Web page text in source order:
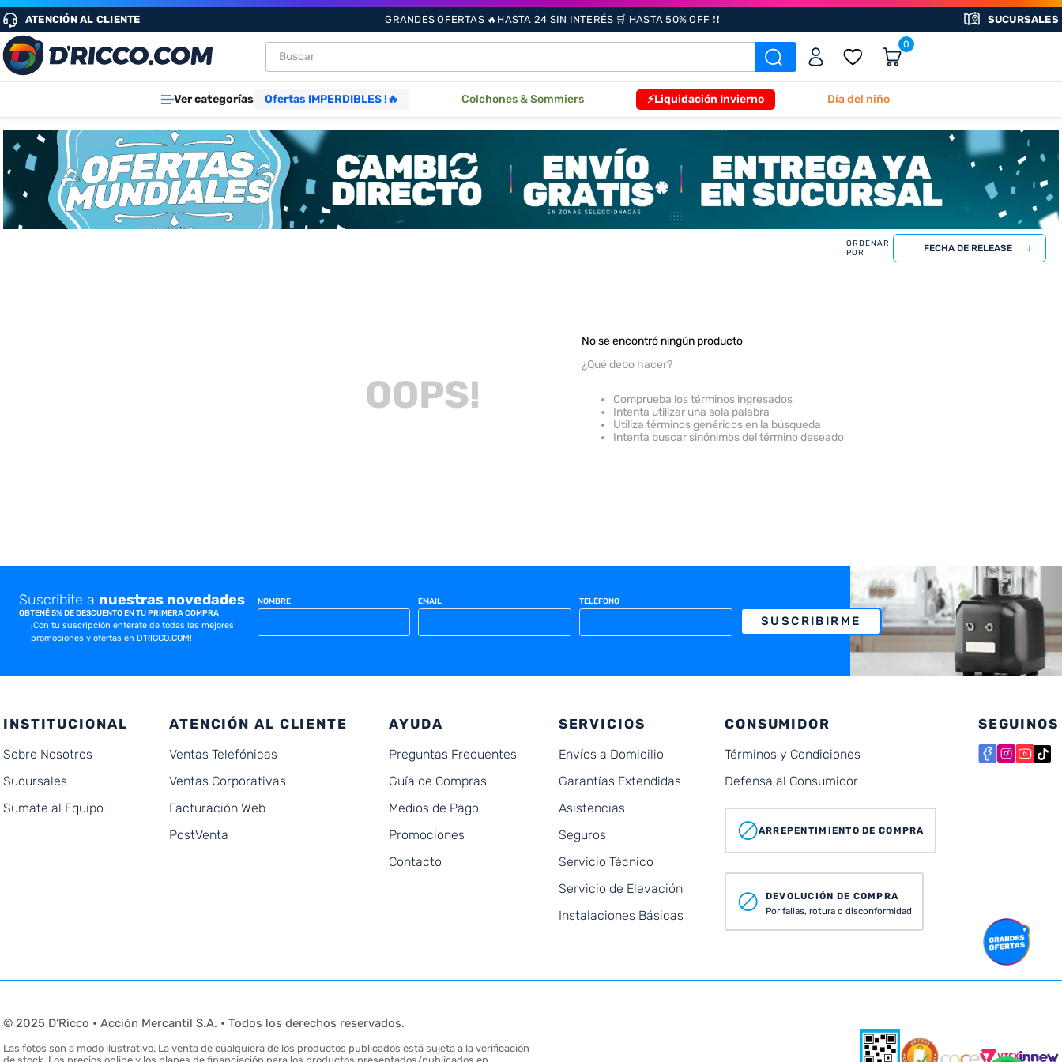
ATENCIÓN AL CLIENTE GRANDES OFERTAS 🔥HASTA 24 SIN INTERÉS 🛒 HASTA 50% OFF ❗❗ SUCURSALES
Buscar 0
Ver categorías Ofertas IMPERDIBLES !🔥 Colchones & Sommiers ⚡Liquidación Invierno Día del niño
FECHA DE RELEASE
OOPS!
No se encontró ningún producto
¿Qué debo hacer?
Comprueba los términos ingresados
Intenta utilizar una sola palabra
Utiliza términos genéricos en la búsqueda
Intenta buscar sinónimos del término deseado
Suscribite a nuestras novedades
OBTENÉ 5% DE DESCUENTO EN TU PRIMERA COMPRA
¡Con tu suscripción enterate de todas las mejores
promociones y ofertas en D'RICCO.COM!
NOMBRE EMAIL TELÉFONO
SUSCRIBIRME
INSTITUCIONAL
Sobre Nosotros
Sucursales
Sumate al Equipo
ATENCIÓN AL CLIENTE
Ventas Telefónicas
Ventas Corporativas
Facturación Web
PostVenta
AYUDA
Preguntas Frecuentes
Guía de Compras
Medios de Pago
Promociones
Contacto
SERVICIOS
Envíos a Domicilio
Garantías Extendidas
Asistencias
Seguros
Servicio Técnico
Servicio de Elevación
Instalaciones Básicas
CONSUMIDOR
Términos y Condiciones
Defensa al Consumidor
ARREPENTIMIENTO DE COMPRA
DEVOLUCIÓN DE COMPRA
Por fallas, rotura o disconformidad
SEGUINOS
© 2025 D'Ricco • Acción Mercantil S.A. • Todos los derechos reservados.
Las fotos son a modo ilustrativo. La venta de cualquiera de los productos publicados está sujeta a la verificación
TÉRMINOS MÁS BUSCADOS
1. heladeras
2 . aires
. lavarropas
cocinas
5. microondas